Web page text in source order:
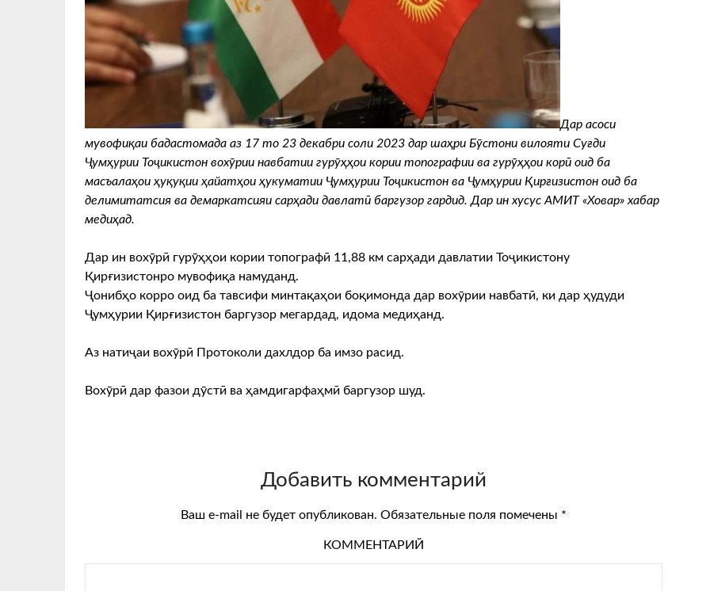
Дар асоси
мувофиқаи бадастомада аз 17 то 23 декабри соли 2023 дар шаҳри Бӯстони вилояти Суғди
Ҷумҳурии Тоҷикистон вохӯрии навбатии гурӯҳҳои кории топографии ва гурӯҳҳои корӣ оид ба
масъалаҳои ҳуқуқии ҳайатҳои ҳукуматии Ҷумҳурии Тоҷикистон ва Ҷумҳурии Қирғизистон оид ба
делимитатсия ва демаркатсияи сарҳади давлатӣ баргузор гардид. Дар ин хусус АМИТ «Ховар» хабар
медиҳад.
Дар ин вохӯрӣ гурӯҳҳои кории топографӣ 11,88 км сарҳади давлатии Тоҷикистону
Қирғизистонро мувофиқа намуданд.
Ҷонибҳо корро оид ба тавсифи минтақаҳои боқимонда дар вохӯрии навбатӣ, ки дар ҳудуди
Ҷумҳурии Қирғизистон баргузор мегардад, идома медиҳанд.
Аз натиҷаи вохӯрӣ Протоколи дахлдор ба имзо расид.
Вохӯрӣ дар фазои дӯстӣ ва ҳамдигарфаҳмӣ баргузор шуд.
Добавить комментарий
Ваш e-mail не будет опубликован. Обязательные поля помечены *
КОММЕНТАРИЙ